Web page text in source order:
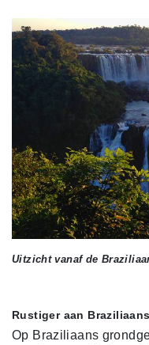
Uitzicht vanaf de
Rustiger aan
Op Braziliaans